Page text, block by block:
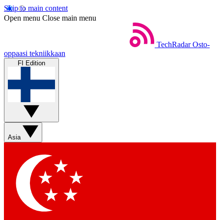
Skip to main content
Open menu Close main menu
TechRadar Osto-
oppaasi tekniikkaan
FI Edition
Asia